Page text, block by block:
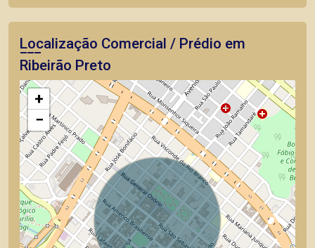
Localização Comercial / Prédio em
Ribeirão Preto
+
−